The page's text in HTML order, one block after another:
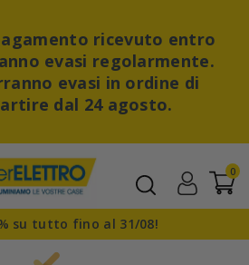
ricevuto entro
evasi regolarmente.
evasi in ordine di
dal 24 agosto.
0
su tutto fino al 31/08!